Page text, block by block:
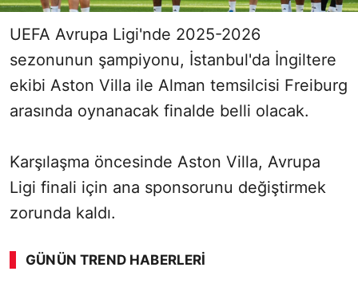
UEFA Avrupa Ligi'nde 2025-2026
sezonunun şampiyonu, İstanbul'da İngiltere
ekibi Aston Villa ile Alman temsilcisi Freiburg
arasında oynanacak finalde belli olacak.
Karşılaşma öncesinde Aston Villa, Avrupa
Ligi finali için ana sponsorunu değiştirmek
zorunda kaldı.
GÜNÜN TREND HABERLERI